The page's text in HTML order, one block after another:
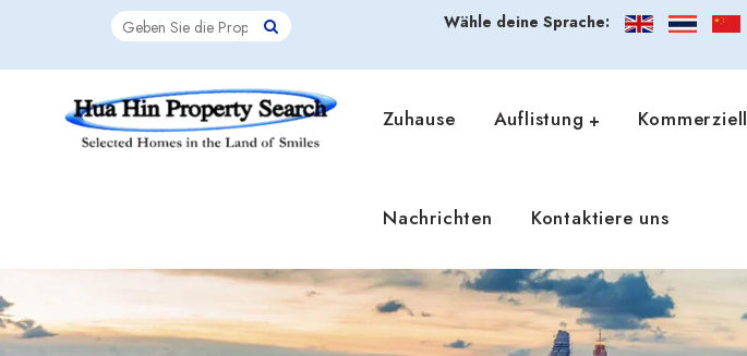
Wähle deine Sprache:
Zuhause Auflistung Kommerziell
Nachrichten Kontaktiere uns